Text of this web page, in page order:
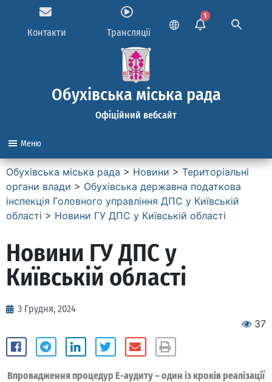
Контакти Трансляції
1
Обухівська міська рада
Офіційний вебсайт
Меню
Обухівська міська рада > Новини > Територіальні
органи влади > Обухівська державна податкова
інспекція Головного управління ДПС у Київській
області > Новини ГУ ДПС у Київській області
Новини ГУ ДПС у
Київській області
3 Грудня, 2024
37
Впровадження процедур Е-аудиту – один із кроків реалізації